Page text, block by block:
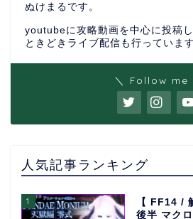
ぬけまるです。
youtubeに攻略動画を中心に投稿し
ときどきライブ配信も行っています
＼ Follow me
人気記事ランキング
1
【 FF14 /
後半 マク